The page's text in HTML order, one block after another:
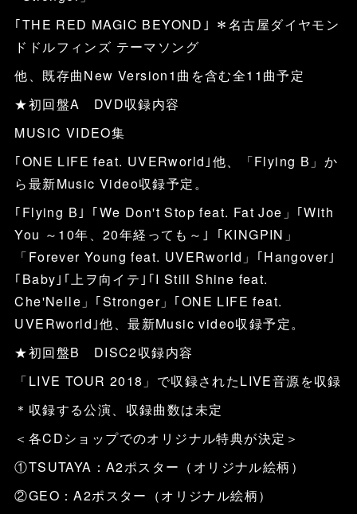
｢THE RED MAGIC BEYOND｣ ＊名古屋ダイヤモン
ドドルフィンズ テーマソング
他、既存曲New Version1曲を含む全11曲予定
★初回盤A DVD収録内容
MUSIC VIDEO集
｢ONE LIFE feat. UVERworld｣他、「Flying B」か
ら最新Music Video収録予定。
｢Flying B｣「We Don't Stop feat. Fat Joe」｢With
You ～10年、20年経っても～｣「KINGPIN」
「Forever Young feat. UVERworld」｢Hangover｣
｢Baby｣｢上ヲ向イテ｣｢I Still Shine feat.
Che'Nelle」｢Stronger」｢ONE LIFE feat.
UVERworld｣他、最新Music video収録予定。
★初回盤B DISC2収録内容
「LIVE TOUR 2018」で収録されたLIVE音源を収録
＊収録する公演、収録曲数は未定
＜各CDショップでのオリジナル特典が決定＞
①TSUTAYA：A2ポスター（オリジナル絵柄）
②GEO：A2ポスター（オリジナル絵柄）